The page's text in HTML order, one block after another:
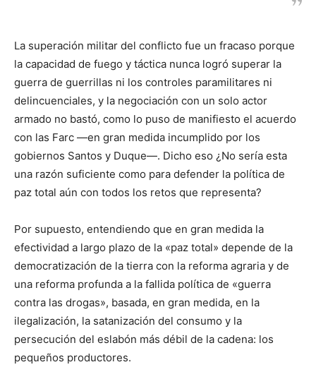
La superación militar del conflicto fue un fracaso porque
la capacidad de fuego y táctica nunca logró superar la
guerra de guerrillas ni los controles paramilitares ni
delincuenciales, y la negociación con un solo actor
armado no bastó, como lo puso de manifiesto el acuerdo
con las Farc —en gran medida incumplido por los
gobiernos Santos y Duque—. Dicho eso ¿No sería esta
una razón suficiente como para defender la política de
paz total aún con todos los retos que representa?
Por supuesto, entendiendo que en gran medida la
efectividad a largo plazo de la «paz total» depende de la
democratización de la tierra con la reforma agraria y de
una reforma profunda a la fallida política de «guerra
contra las drogas», basada, en gran medida, en la
ilegalización, la satanización del consumo y la
persecución del eslabón más débil de la cadena: los
pequeños productores.